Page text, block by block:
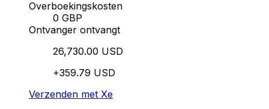
Overboekingskosten
0 GBP
Ontvanger ontvangt
26,730.00 USD
+359.79 USD
Verzenden met Xe